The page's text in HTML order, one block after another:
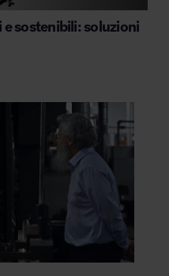
sostenibili: soluzioni